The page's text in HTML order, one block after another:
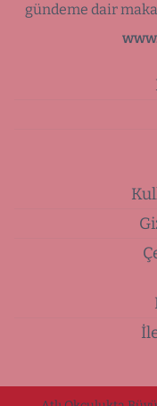
gündeme dair